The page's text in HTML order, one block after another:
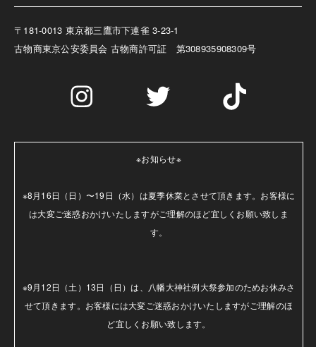
〒181-0013 東京都三鷹市下連雀 3-23-1
古物商東京公安委員会 古物商許可証 第308935908309号
※お知らせ※
※8月16日（日）〜19日（水）は夏季休業とさせて頂きます。お客様に
は大変ご迷惑おかけいたしますがご理解のほど宜しくお願い致しま
す。
※9月12日（土）13日（日）は、八幡大神社例大祭参加のためお休みさ
せて頂きます。お客様には大変ご迷惑おかけいたしますがご理解のほ
ど宜しくお願い致します。